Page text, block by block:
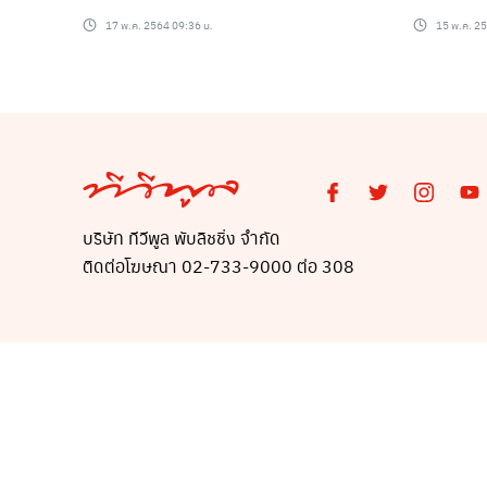
17 พ.ค. 2564 09:36 น. 15 พ.ค.
บริษัท ทีวีพูล พับลิชชิ่ง จำกัด
ติดต่อโฆษณา 02-733-9000 ต่อ 308